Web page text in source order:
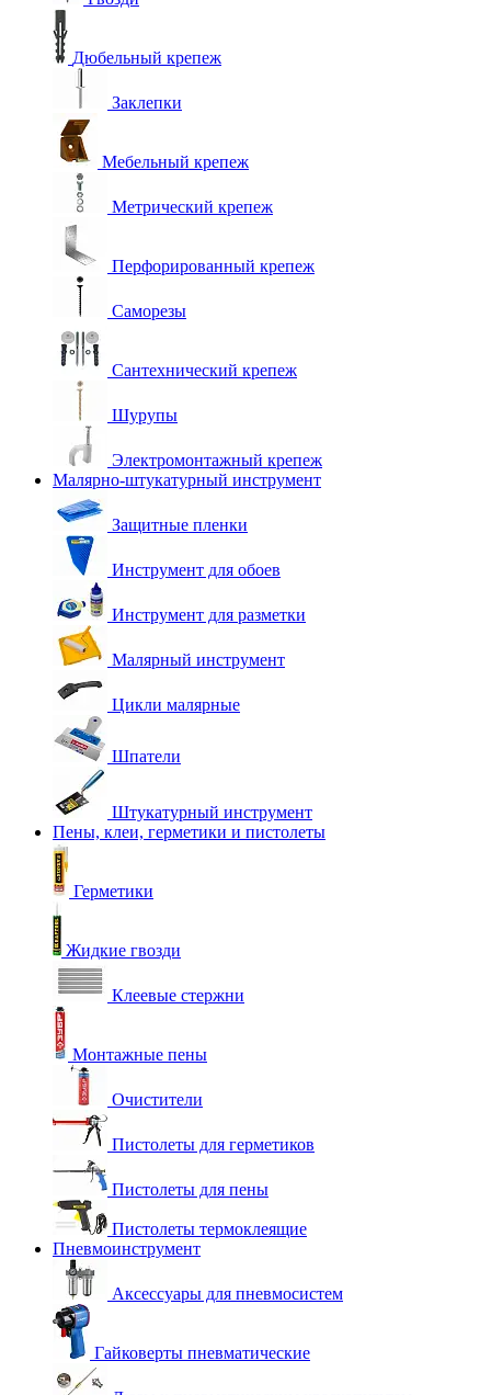
Дюбельный крепеж
Заклепки
Мебельный крепеж
Метрический крепеж
Перфорированный крепеж
Саморезы
Сантехнический крепеж
Шурупы
Электромонтажный крепеж
Малярно-штукатурный инструмент
Защитные пленки
Инструмент для обоев
Инструмент для разметки
Малярный инструмент
Цикли малярные
Шпатели
Штукатурный инструмент
Пены, клеи, герметики и пистолеты
Герметики
Жидкие гвозди
Клеевые стержни
Монтажные пены
Очистители
Пистолеты для герметиков
Пистолеты для пены
Пистолеты термоклеящие
Пневмоинструмент
Аксессуары для пневмосистем
Гайковерты пневматические